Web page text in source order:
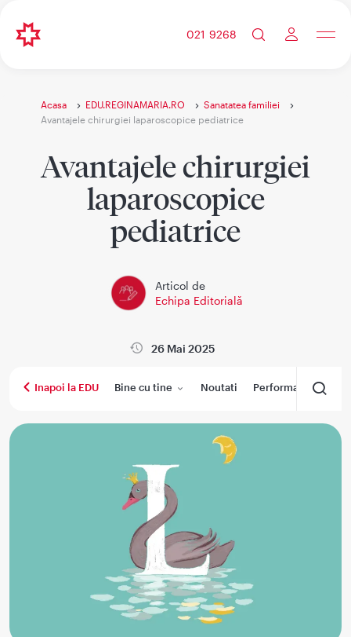
021 9268
Acasa EDU.REGINAMARIA.RO
Sanatatea familiei
Avantajele chirurgiei laparoscopice pediatrice
Avantajele chirurgiei
laparoscopice
pediatrice
Articol de
Echipa Editorială
26 Mai 2025
Inapoi la EDU Bine cu tine Noutati Performanta